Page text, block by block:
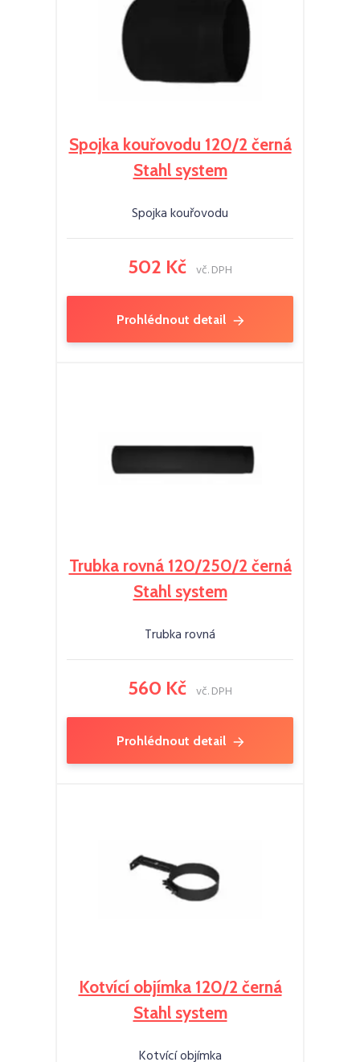
Spojka kouřovodu 120/2 černá
Stahl system
Spojka kouřovodu
502 Kč vč. DPH
Prohlédnout detail
Trubka rovná 120/250/2 černá
Stahl system
Trubka rovná
560 Kč vč. DPH
Prohlédnout detail
Kotvící objímka 120/2 černá
Stahl system
Kotvící objímka